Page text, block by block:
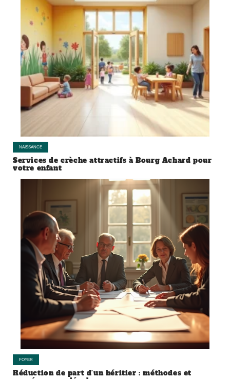
NAISSANCE
Services de crèche attractifs à Bourg Achard pour
votre enfant
FOYER
Réduction de part d’un héritier : méthodes et